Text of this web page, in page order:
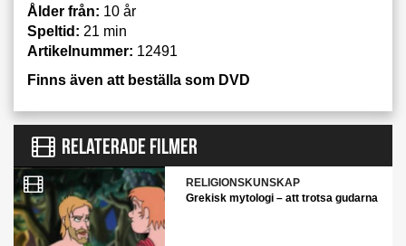
Ålder från: 10 år
Speltid: 21 min
Artikelnummer: 12491
Finns även att beställa som DVD
RELATERADE FILMER
RELIGIONSKUNSKAP
Grekisk mytologi – att trotsa gudarna